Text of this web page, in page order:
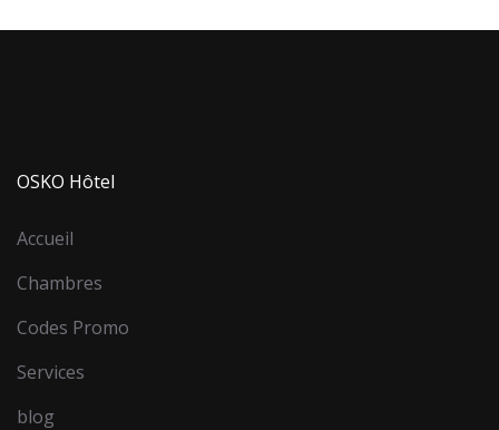
OSKO Hôtel
Accueil
Chambres
Codes Promo
Services
blog